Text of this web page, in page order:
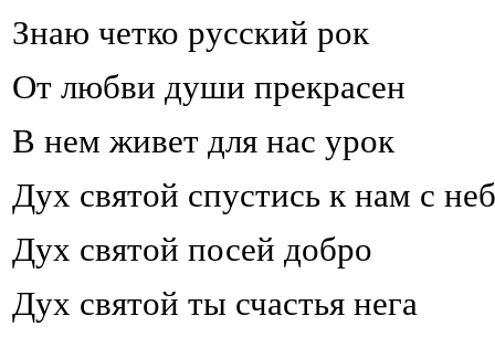
Знаю четко русский рок
От любви души прекрасен
В нем живет для нас урок
Дух святой спустись к нам с
Дух святой посей добро
Дух святой ты счастья нега